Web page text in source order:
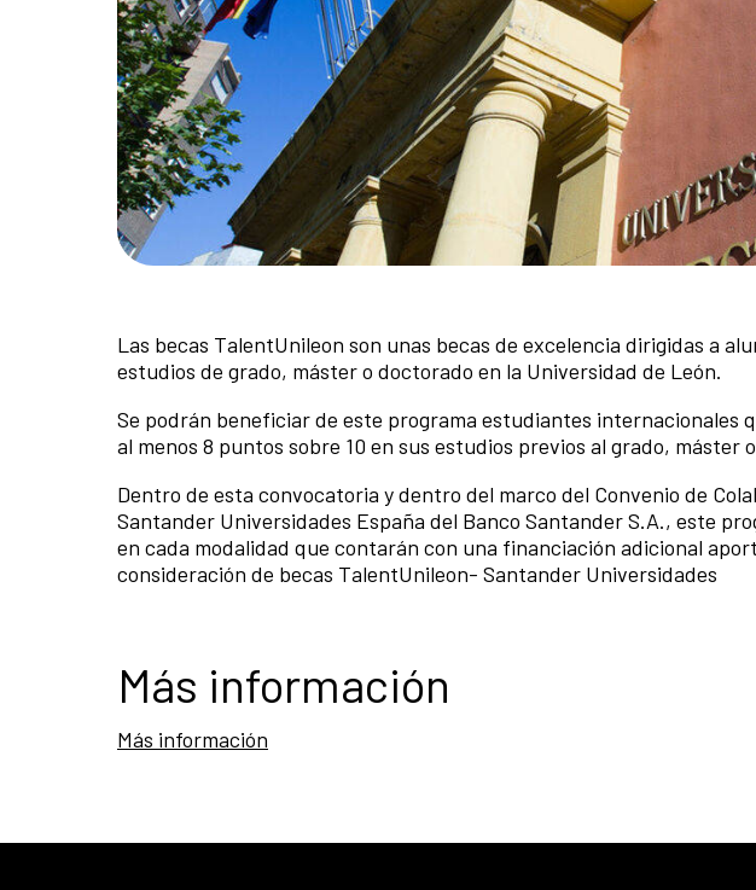
Las becas TalentUnileon son unas becas de excelencia dirigidas a
estudios de grado, máster o doctorado en la Universidad de León.
Se podrán beneficiar de este programa estudiantes internacionales
al menos 8 puntos sobre 10 en sus estudios previos al grado,
Dentro de esta convocatoria y dentro del marco del Convenio de
Santander Universidades España del Banco Santander S.A., este
en cada modalidad que contarán con una financiación adicional
consideración de becas TalentUnileon- Santander Universidades
Más información
Más información